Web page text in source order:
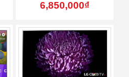
6,850,000₫